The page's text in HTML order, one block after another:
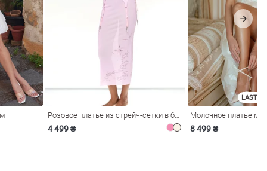
4 499 ₴
LAST
8 499 ₴